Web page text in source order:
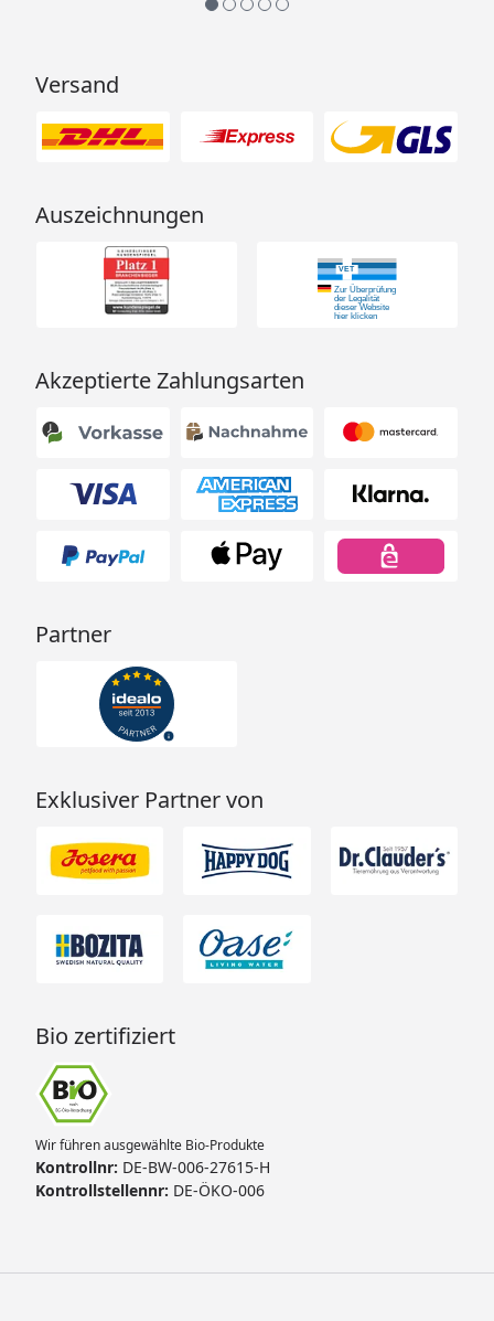
Versand
Auszeichnungen
Akzeptierte Zahlungsarten
Partner
Exklusiver Partner von
Bio zertifiziert
Wir führen ausgewählte Bio-Produkte
Kontrollnr: DE-BW-006-27615-H
Kontrollstellennr: DE-ÖKO-006